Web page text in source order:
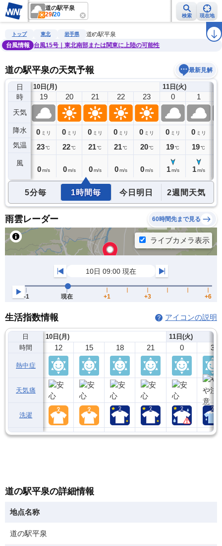
道の駅平泉
29/20 検索 現在地
雨雲レーダー 台風情報 地震情報 ラ
トップ 東北 岩手県
道の駅平泉
台風情報
台風15号｜東北南部または関東に上陸の可能性
道の駅平泉の天気予報 最新見解
日
時
天気
降水
気温
風
10日(月)
18
0ミリ
24℃
19
0 ミリ
23℃
0 m/s
20
0 ミリ
22℃
0 m/s
21
0 ミリ
21℃
0 m/s
22
0 ミリ
21℃
0 m/s
23
0 ミリ
20 ℃
0m/s
11日(火)
0
0 ミリ
19℃
1 m/s
1
0 ミリ
19℃
1 m/s
5分毎 1時間毎 今日明日 2週間天気
雨雲レーダー 60時間先まで見る
生活指数情報 アイコンの説明
日
時間
熱中症
天気痛
洗濯
10日(月)
12 15 18 21
11日(火)
0 3
道の駅平泉の詳細情報
地点名称
道の駅平泉